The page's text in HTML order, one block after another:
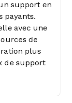
support en
payants.
avec une
de
plus
de support